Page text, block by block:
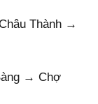
Thành →
→ Chợ